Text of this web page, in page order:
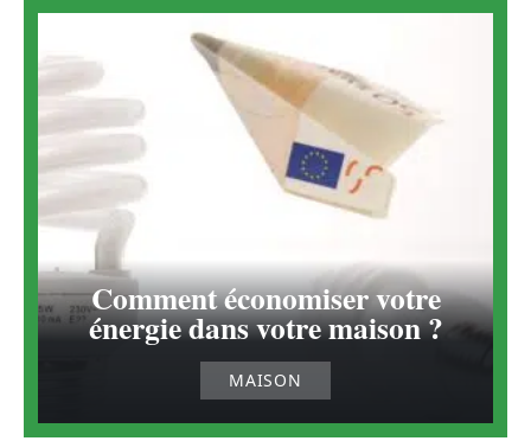
Comment économiser votre
énergie dans votre maison ?
MAISON